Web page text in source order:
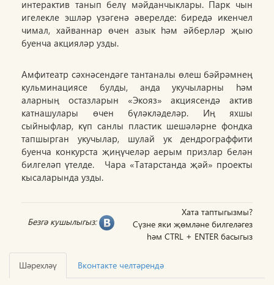
интерактив танып белү мәйданчыклары. Парк чын
игелекле эшләр үзәгенә әверелде: биредә икенчел
чимал, хайваннар өчен азык һәм әйберләр җыю
буенча акцияләр узды.
Амфитеатр сәхнәсендәге тантаналы өлеш бәйрәмнең
кульминациясе булды, анда укучыларны һәм
аларның остазларын «Экояз» акциясендә актив
катнашулары өчен бүләкләделәр. Иң яхшы
сыйныфлар, күп санлы пластик шешәләрне фондка
тапшырган укучылар, шулай ук дендрограффити
буенча конкурста җиңүчеләр аерым призлар белән
билгеләп үтелде. Чара «Татарстанда җәй» проекты
кысаларында узды.
Хата таптыгызмы?
Сүзне яки җөмләне билгеләгез
һәм CTRL + ENTER басыгыз
Безгә кушылыгыз:
Шәрехләү Вконтакте челтәрендә